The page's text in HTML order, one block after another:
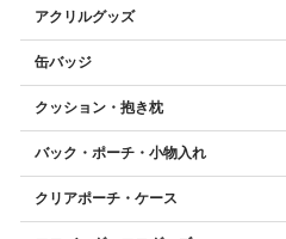
アクリルグッズ
缶バッジ
クッション・抱き枕
バック・ポーチ・小物入れ
クリアポーチ・ケース